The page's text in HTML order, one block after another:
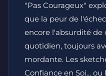
"Pas Courageux"
que la peur de
encore l'absurdité de
quotidien, toujours
mordante. Les
Confiance en Soi...